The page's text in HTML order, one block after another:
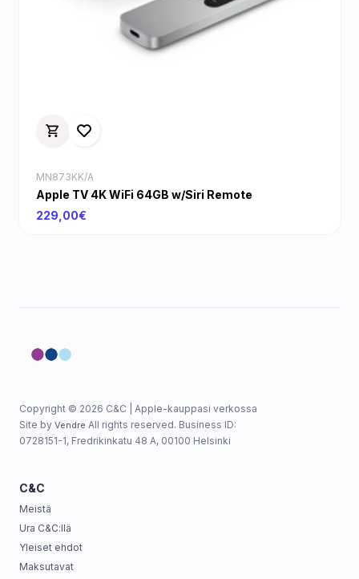
MN873KK/A
Apple TV 4K WiFi 64GB w/Siri Remote
229,00€
Copyright © 2026 C&C | Apple-kauppasi verkossa
Site by Vendre All rights reserved. Business ID:
0728151-1, Fredrikinkatu 48 A, 00100 Helsinki
C&C
Meistä
Ura C&C:llä
Yleiset ehdot
Maksutavat